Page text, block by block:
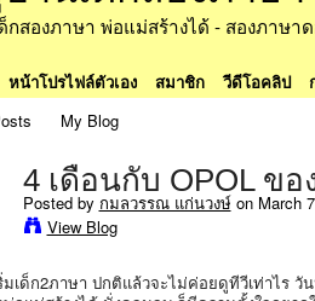
กสองภาษา พ่อแม่สร้างได้ - สองภาษา
หน้าโปรไฟล์ตัวเอง สมาชิก วีดีโอคลิป
My Blog
4 เดือนกับ OPOL ขอ
Posted by กมลวรรณ แก่นวงษ์on March
View Blog
มเด็ก2ภาษา ปกติแล้วจะไม่ค่อยดูทีวีเท่าไร